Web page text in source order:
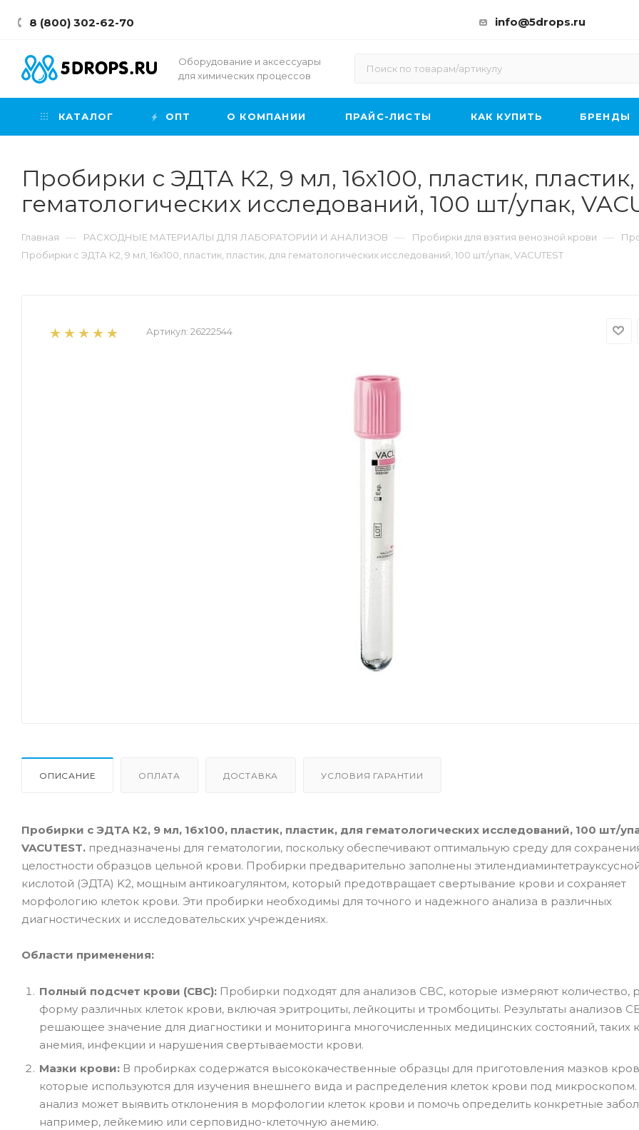
8 (800) 302-62-70 info@5drops.ru
Оборудование и аксессуары
для химических процессов
КАТАЛОГ ОПТ О КОМПАНИИ ПРАЙС-ЛИСТЫ КАК КУПИТЬ БРЕНДЫ
Пробирки с ЭДТА К2, 9 мл, 16х100, пластик,
гематологических исследований, 100 шт/упак,
Главная — РАСХОДНЫЕ МАТЕРИАЛЫ ДЛЯ ЛАБОРАТОРИИ И АНАЛИЗОВ — Пробирки для взятия венозной крови —
Пробирки с ЭДТА К2, 9 мл, 16х100, пластик, пластик, для гематологических исследований, 100 шт/упак, VACUTEST
Артикул: 26222544
ОПИСАНИЕ ОПЛАТА ДОСТАВКА УСЛОВИЯ ГАРАНТИИ
Пробирки с ЭДТА К2, 9 мл, 16х100, пластик, пластик, для гематологических исследований, 100 шт/
VACUTEST. предназначены для гематологии, поскольку обеспечивают оптимальную среду для
целостности образцов цельной крови. Пробирки предварительно заполнены
кислотой (ЭДТА) K2, мощным антикоагулянтом, который предотвращает свертывание крови и сохраняет
морфологию клеток крови. Эти пробирки необходимы для точного и надежного анализа в различных
диагностических и исследовательских учреждениях.
Области применения:
Полный подсчет крови (CBC): Пробирки подходят для анализов CBC, которые измеряют количество,
форму различных клеток крови, включая эритроциты, лейкоциты и тромбоциты. Результаты анализов
решающее значение для диагностики и мониторинга многочисленных медицинских состояний, таких
анемия, инфекции и нарушения свертываемости крови.
Мазки крови: В пробирках содержатся высококачественные образцы для приготовления мазков
которые используются для изучения внешнего вида и распределения клеток крови под микроскопом.
анализ может выявить отклонения в морфологии клеток крови и помочь определить конкретные
например, лейкемию или серповидно-клеточную анемию.